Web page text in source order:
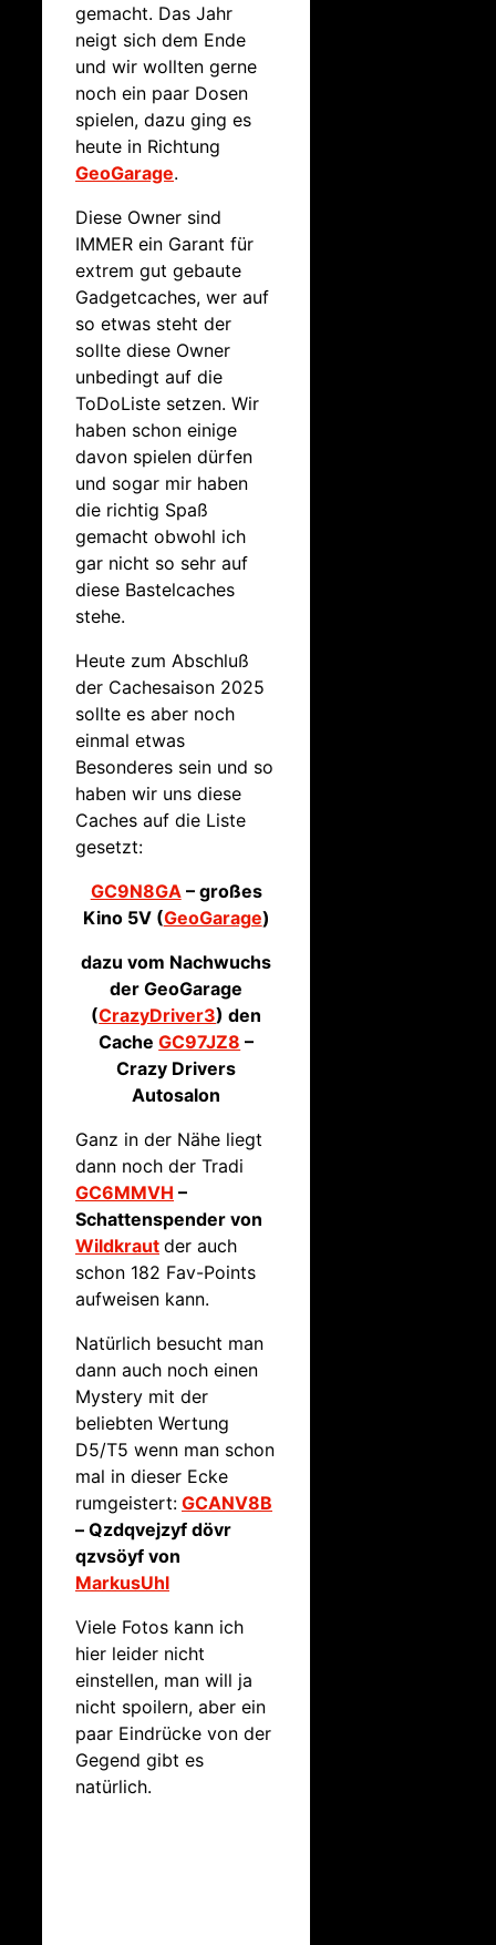
gemacht. Das Jahr
neigt sich dem Ende
und wir wollten gerne
noch ein paar Dosen
spielen, dazu ging es
heute in Richtung
GeoGarage.
Diese Owner sind
IMMER ein Garant für
extrem gut gebaute
Gadgetcaches, wer auf
so etwas steht der
sollte diese Owner
unbedingt auf die
ToDoListe setzen. Wir
haben schon einige
davon spielen dürfen
und sogar mir haben
die richtig Spaß
gemacht obwohl ich
gar nicht so sehr auf
diese Bastelcaches
stehe.
Heute zum Abschluß
der Cachesaison 2025
sollte es aber noch
einmal etwas
Besonderes sein und so
haben wir uns diese
Caches auf die Liste
gesetzt:
GC9N8GA – großes
Kino 5V (GeoGarage)
dazu vom Nachwuchs
der GeoGarage
(CrazyDriver3) den
CacheGC97JZ8 –
Crazy Drivers
Autosalon
Ganz in der Nähe liegt
dann noch der Tradi
GC6MMVH –
Schattenspender von
Wildkraut der auch
schon 182 Fav-Points
aufweisen kann.
Natürlich besucht man
dann auch noch einen
Mystery mit der
beliebten Wertung
D5/T5 wenn man schon
mal in dieser Ecke
rumgeistert: GCANV8B
– Qzdqvejzyf dövr
qzvsöyf von
MarkusUhl
Viele Fotos kann ich
hier leider nicht
einstellen, man will ja
nicht spoilern, aber ein
paar Eindrücke von der
Gegend gibt es
natürlich.